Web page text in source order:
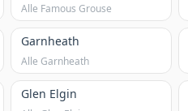
Alle Famous Grouse
Garnheath
Alle Garnheath
Glen Elgin